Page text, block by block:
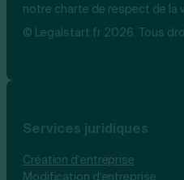
notre charte de respect de la
© Legalstart.fr 2026. Tous
Services juridiques
Création d’entreprise
Modification d’entreprise